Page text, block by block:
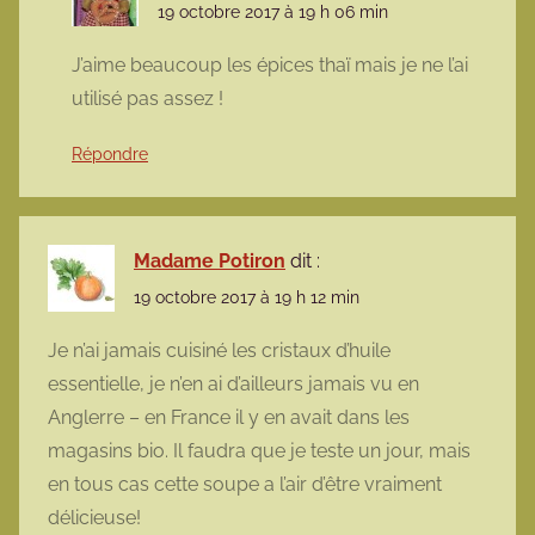
19 octobre 2017 à 19 h 06 min
J’aime beaucoup les épices thaï mais je ne l’ai
utilisé pas assez !
Répondre
Madame Potiron dit :
19 octobre 2017 à 19 h 12 min
Je n’ai jamais cuisiné les cristaux d’huile
essentielle, je n’en ai d’ailleurs jamais vu en
Anglerre – en France il y en avait dans les
magasins bio. Il faudra que je teste un jour, mais
en tous cas cette soupe a l’air d’être vraiment
délicieuse!